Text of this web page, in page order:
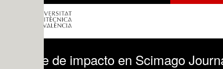
de impacto en Scimago Journal Rank